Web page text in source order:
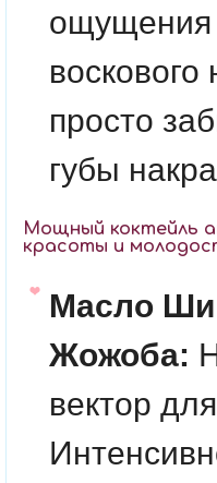
ощущения
просто
губы
Мощный коктейль
красоты и
Масло Ши
Жожоба:
вектор